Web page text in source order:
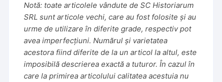
Notă: toate articolele vândute de SC Historiarum
SRL sunt articole vechi, care au fost folosite și au
urme de utilizare în diferite grade, respectiv pot
avea imperfecțiuni. Numărul și varietatea
acestora fiind diferite de la un articol la altul, este
imposibilă descrierea exactă a tuturor. În cazul în
care la primirea articolului calitatea acestuia nu